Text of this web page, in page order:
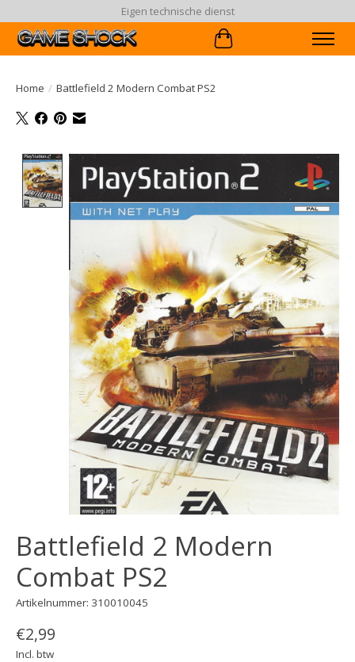
Eigen technische dienst
Winkelwagen
Home / Battlefield 2 Modern Combat PS2
Product image slideshow Items
Battlefield 2 Modern
Combat PS2
Artikelnummer: 310010045
€2,99
Incl. btw